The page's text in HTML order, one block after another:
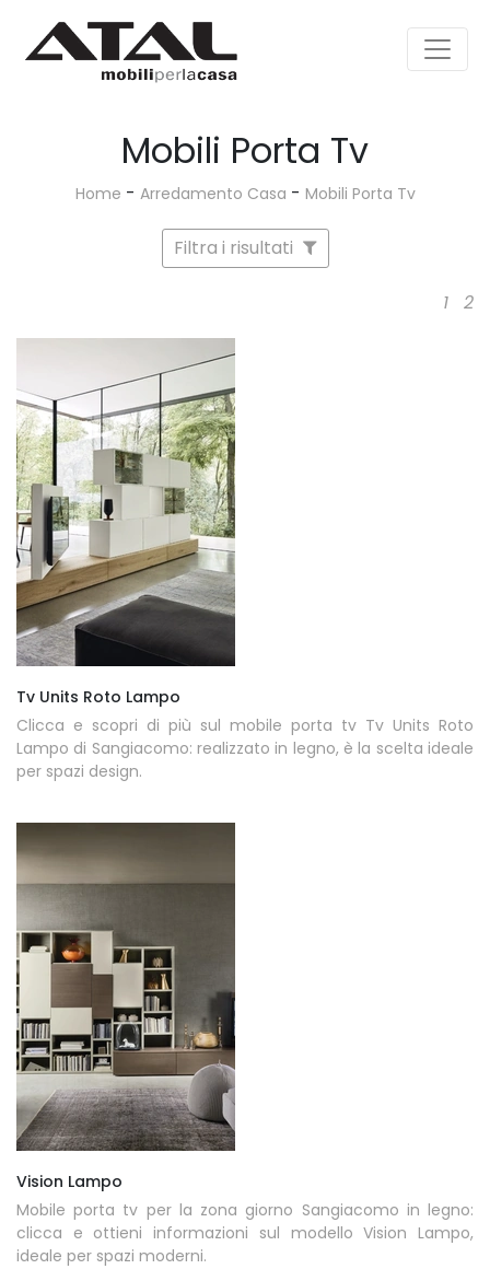
Mobili Porta Tv
Home - Arredamento Casa - Mobili Porta Tv
Filtra i risultati
1 2
Tv Units Roto Lampo
Clicca e scopri di più sul mobile porta tv Tv Units Roto
Lampo di Sangiacomo: realizzato in legno, è la scelta ideale
per spazi design.
Vision Lampo
Mobile porta tv per la zona giorno Sangiacomo in legno:
clicca e ottieni informazioni sul modello Vision Lampo,
ideale per spazi moderni.